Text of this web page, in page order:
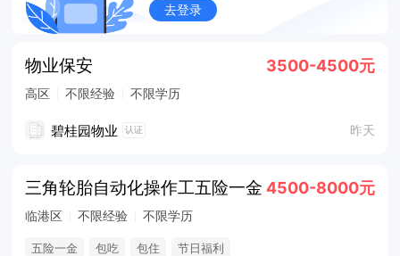
去登录
物业保安 3500-4500元
高区 不限经验 不限学历
碧桂园物业 认证 昨天
三角轮胎自动化操作工五险一金 4500-8000元
临港区 不限经验 不限学历
五险一金 包吃 包住 节日福利